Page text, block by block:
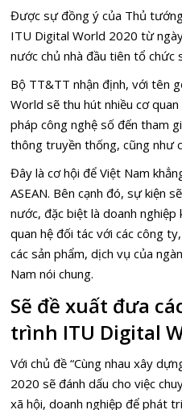
Được sự đồng ý của Thủ
ITU Digital World 2020 từ
nước chủ nhà đầu tiên tổ chức
Bộ TT&TT nhận định, với tên
World sẽ thu hút nhiều cơ
pháp công nghệ số đến tham
thông truyền thống, cũng như
Đây là cơ hội để Việt Nam
ASEAN. Bên cạnh đó, sự kiện
nước, đặc biệt là doanh
quan hệ đối tác với các công
các sản phẩm, dịch vụ của
Nam nói chung.
Sẽ đề xuất đưa
trình ITU Digital
Với chủ đề “Cùng nhau xây
2020 sẽ đánh dấu cho việc
xã hội, doanh nghiệp để phát